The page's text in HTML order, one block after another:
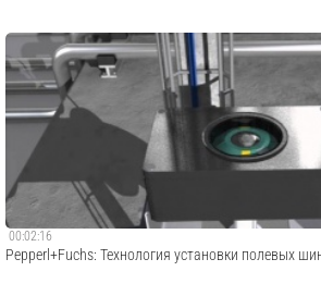
00:02:16
Pepperl+Fuchs: Технология установки полевых